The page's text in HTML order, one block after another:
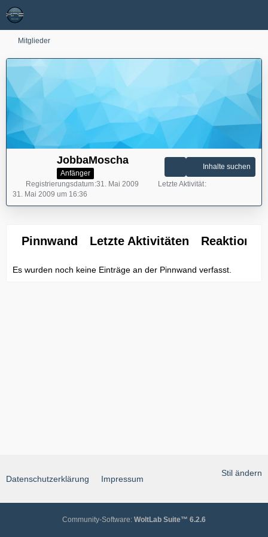
Mitglieder
JobbaMoscha
Anfänger
Inhalte suchen
Registrierungsdatum 31. Mai 2009
Letzte Aktivität
31. Mai 2009 um 16:36
Pinnwand Letzte Aktivitäten Reaktionen
Es wurden noch keine Einträge an der Pinnwand verfasst.
Stil ändern
Datenschutzerklärung Impressum
Community-Software: WoltLab Suite™ 6.2.6